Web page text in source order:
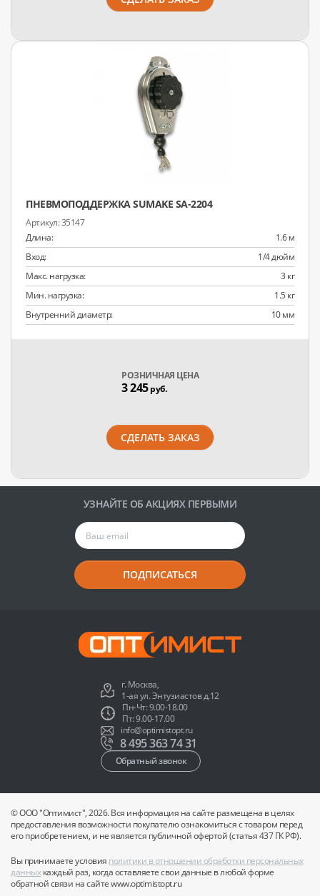
ПНЕВМОПОДДЕРЖКА SUMAKE SA-2204
35147
Длина:
1.6 м
Вход:
1/4 дюйм
Макс. нагрузка:
3 кг
Мин. нагрузка:
1.5 кг
Внутренний диаметр:
10 мм
РОЗНИЧНАЯ ЦЕНА
3 245руб.
СДЕЛАТЬ ЗАКАЗ
УЗНАЙТЕ ОБ АКЦИЯХ ПЕРВЫМИ
ПОДПИСАТЬСЯ
г. Москва,
1-ая ул. Энтузиастов д.12
Пн-Чт: 9.00-18.00
Пт: 9.00-17.00
info@optimistopt.ru
8 495 363 74 31
Обратный звонок
© ООО "Оптимист", 2026. Вся информация на сайте размещена в целях
предоставления возможности покупателю ознакомиться с товаром перед
его приобретением, и не является публичной офертой (статья 437 ГК РФ).
Вы принимаете условия политики в отношении обработки персональных
данныхкаждый раз, когда оставляете свои данные в любой форме
обратной связи на сайте www.optimistopt.ru